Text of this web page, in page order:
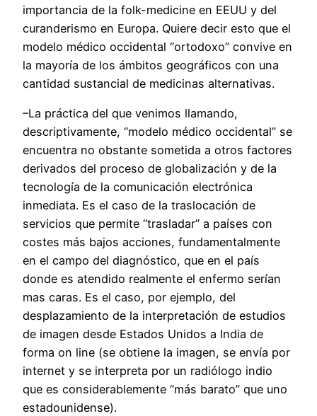
importancia de la folk-medicine en EEUU y del
curanderismo en Europa. Quiere decir esto que el
modelo médico occidental “ortodoxo” convive en
la mayoría de los ámbitos geográficos con una
cantidad sustancial de medicinas alternativas.
–La práctica del que venimos llamando,
descriptivamente, “modelo médico occidental” se
encuentra no obstante sometida a otros factores
derivados del proceso de globalización y de la
tecnología de la comunicación electrónica
inmediata. Es el caso de la traslocación de
servicios que permite “trasladar” a países con
costes más bajos acciones, fundamentalmente
en el campo del diagnóstico, que en el país
donde es atendido realmente el enfermo serían
mas caras. Es el caso, por ejemplo, del
desplazamiento de la interpretación de estudios
de imagen desde Estados Unidos a India de
forma on line (se obtiene la imagen, se envía por
internet y se interpreta por un radiólogo indio
que es considerablemente “más barato” que uno
estadounidense).